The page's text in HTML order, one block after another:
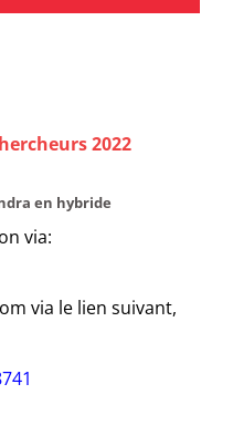
2022
en hybride
via:
via le lien suivant,